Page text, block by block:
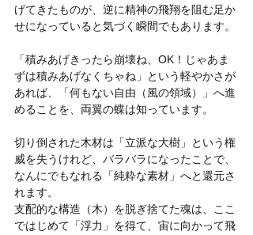
げてきたものが、逆に精神の飛翔を阻む足か
せになっていると気づく瞬間でもあります。
「積みあげきったら崩壊ね、OK！じゃあま
ずは積みあげなくちゃね」という軽やかさが
あれば、「何もない自由（風の領域）」へ進
めることを、両翼の蝶は知っています。
切り倒された木材は「立派な大樹」という権
威を失うけれど、バラバラになったことで、
なんにでもなれる「純粋な素材」へと還元さ
れます。
支配的な構造（木）を脱ぎ捨てた魂は、ここ
ではじめて「浮力」を得て、宙に向かって飛